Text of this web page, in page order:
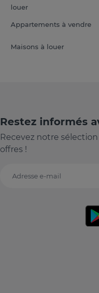
louer
Appartements à vendre
Maisons à louer
Restez informés
Recevez notre
offres !
Adresse e-mail